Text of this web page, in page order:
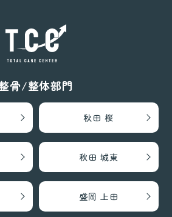
骨/整体部門
秋田 桜
秋田 城東
盛岡 上田